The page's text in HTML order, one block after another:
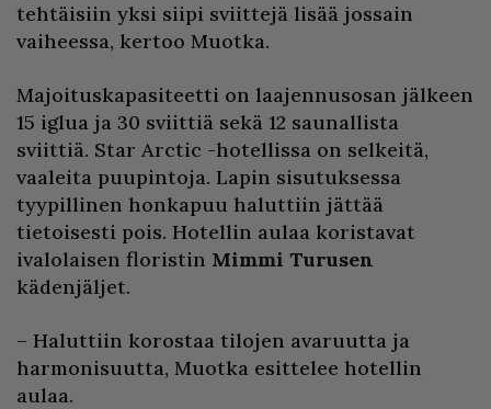
tehtäisiin yksi siipi sviittejä lisää jossain
vaiheessa, kertoo Muotka.
Majoituskapasiteetti on laajennusosan jälkeen
15 iglua ja 30 sviittiä sekä 12 saunallista
sviittiä. Star Arctic -hotellissa on selkeitä,
vaaleita puupintoja. Lapin sisutuksessa
tyypillinen honkapuu haluttiin jättää
tietoisesti pois. Hotellin aulaa koristavat
ivalolaisen floristin Mimmi Turusen
kädenjäljet.
– Haluttiin korostaa tilojen avaruutta ja
harmonisuutta, Muotka esittelee hotellin
aulaa.